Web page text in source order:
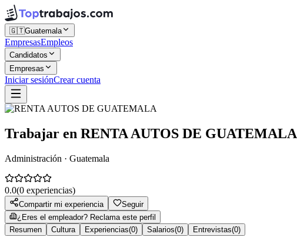
🇬🇹Guatemala
EmpresasEmpleos
Candidatos
Empresas
Iniciar sesiónCrear cuenta
Trabajar en RENTA AUTOS DE GUATEMALA
Administración · Guatemala
0.0(0 experiencias)
Compartir mi experiencia
Seguir
¿Eres el empleador? Reclama este perfil
Resumen
Cultura Experiencias(0) Salarios(0) Entrevistas(0)